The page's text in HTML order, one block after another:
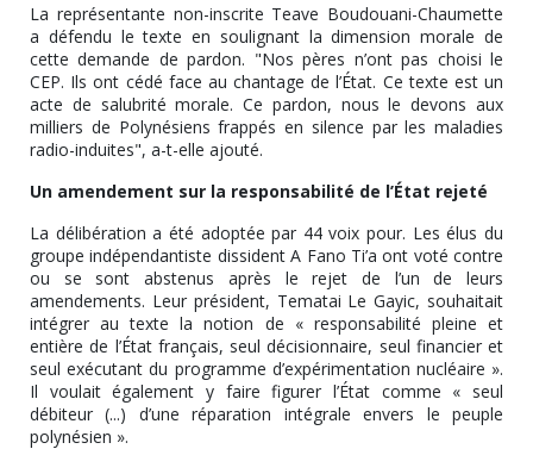
La représentante non-inscrite Teave Boudouani-Chaumette
a défendu le texte en soulignant la dimension morale de
cette demande de pardon. "Nos pères n’ont pas choisi le
CEP. Ils ont cédé face au chantage de l’État. Ce texte est un
acte de salubrité morale. Ce pardon, nous le devons aux
milliers de Polynésiens frappés en silence par les maladies
radio-induites", a-t-elle ajouté.
Un amendement sur la responsabilité de l’État rejeté
La délibération a été adoptée par 44 voix pour. Les élus du
groupe indépendantiste dissident A Fano Ti’a ont voté contre
ou se sont abstenus après le rejet de l’un de leurs
amendements. Leur président, Tematai Le Gayic, souhaitait
intégrer au texte la notion de « responsabilité pleine et
entière de l’État français, seul décisionnaire, seul financier et
seul exécutant du programme d’expérimentation nucléaire ».
Il voulait également y faire figurer l’État comme « seul
débiteur (...) d’une réparation intégrale envers le peuple
polynésien ».